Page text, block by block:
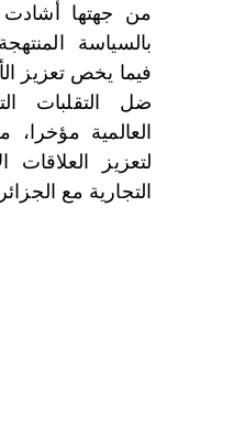
من جهتها أشادت
بالسياسة
فيما يخص تعزيز
ضل التقلبات
العالمية
لتعزيز العلاقات
التجارية مع